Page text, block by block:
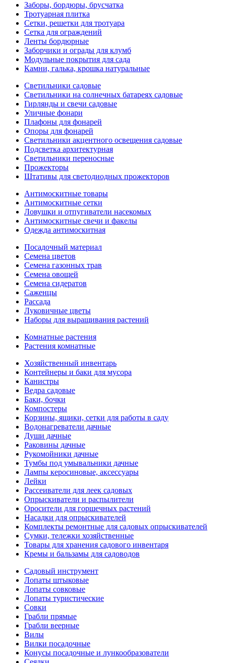
Заборы, бордюры, брусчатка
Тротуарная плитка
Сетки, решетки для тротуара
Сетка для ограждений
Ленты бордюрные
Заборчики и ограды для клумб
Модульные покрытия для сада
Камни, галька, крошка натуральные
Светильники садовые
Светильники на солнечных батареях садовые
Гирлянды и свечи садовые
Уличные фонари
Плафоны для фонарей
Опоры для фонарей
Светильники акцентного освещения садовые
Подсветка архитектурная
Светильники переносные
Прожекторы
Штативы для светодиодных прожекторов
Антимоскитные товары
Антимоскитные сетки
Ловушки и отпугиватели насекомых
Антимоскитные свечи и факелы
Одежда антимоскитная
Посадочный материал
Семена цветов
Семена газонных трав
Семена овощей
Семена сидератов
Саженцы
Рассада
Луковичные цветы
Наборы для выращивания растений
Комнатные растения
Растения комнатные
Хозяйственный инвентарь
Контейнеры и баки для мусора
Канистры
Ведра садовые
Баки, бочки
Компостеры
Корзины, ящики, сетки для работы в саду
Водонагреватели дачные
Души дачные
Раковины дачные
Рукомойники дачные
Тумбы под умывальники дачные
Лампы керосиновые, аксессуары
Лейки
Рассеиватели для леек садовых
Опрыскиватели и распылители
Оросители для горшечных растений
Насадки для опрыскивателей
Комплекты ремонтные для садовых опрыскивателей
Сумки, тележки хозяйственные
Товары для хранения садового инвентаря
Кремы и бальзамы для садоводов
Садовый инструмент
Лопаты штыковые
Лопаты совковые
Лопаты туристические
Совки
Грабли прямые
Грабли веерные
Вилы
Вилки посадочные
Конусы посадочные и лункообразователи